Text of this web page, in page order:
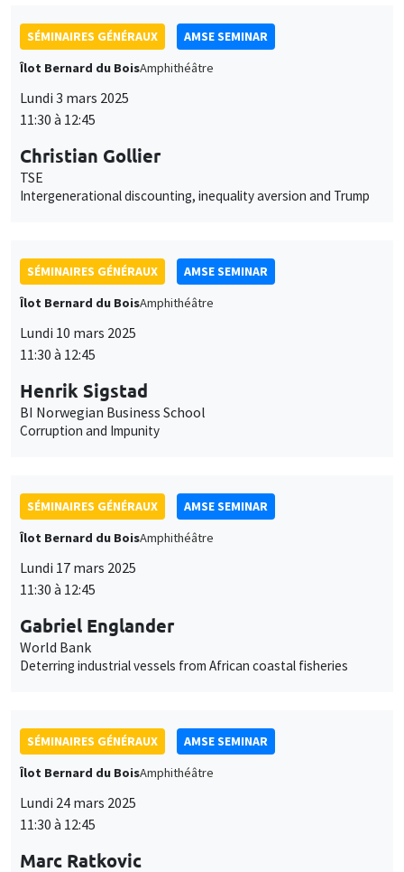
SÉMINAIRES GÉNÉRAUX
AMSE SEMINAR
Îlot Bernard du BoisAmphithéâtre
Lundi 3 mars 2025
11:30 à 12:45
Christian Gollier
TSE
Intergenerational discounting, inequality aversion and Trump
SÉMINAIRES GÉNÉRAUX
AMSE SEMINAR
Îlot Bernard du BoisAmphithéâtre
Lundi 10 mars 2025
11:30 à 12:45
Henrik Sigstad
BI Norwegian Business School
Corruption and Impunity
SÉMINAIRES GÉNÉRAUX
AMSE SEMINAR
Îlot Bernard du BoisAmphithéâtre
Lundi 17 mars 2025
11:30 à 12:45
Gabriel Englander
World Bank
Deterring industrial vessels from African coastal fisheries
SÉMINAIRES GÉNÉRAUX
AMSE SEMINAR
Îlot Bernard du BoisAmphithéâtre
Lundi 24 mars 2025
11:30 à 12:45
Marc Ratkovic